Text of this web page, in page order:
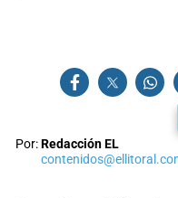
Por:Redacción EL